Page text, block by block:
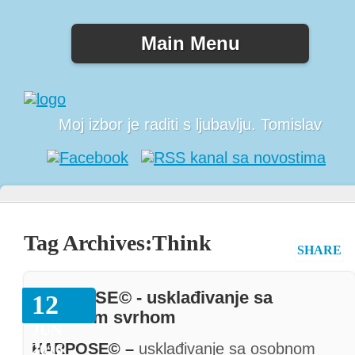
Main Menu
Moj izbor je raditi s ljubavlju. Tomislav
Tag Archives:Think
12
2016
SHARE
HARPOSE© - usklađivanje sa
osobnom svrhom
HARPOSE© – usklađivanje sa osobnom